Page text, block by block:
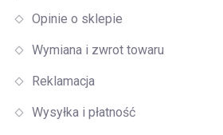
Opinie o sklepie
Wymiana i zwrot towaru
Reklamacja
Wysyłka i płatność